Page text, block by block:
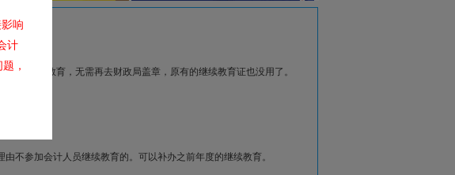
名需完成的年度：2025年
名需完成的年度：2025年
名需完成的年度：2025年
名需完成的年度：2025年
名需完成的年度：2025年
名需完成的年度：2019年
需完成的年度：2025年
成继续教育，无需再去财政局盖章，原有的继续教育证也没用了。
育。
不参加会计人员继续教育的。可以补办之前年度的继续教育。
响
计
，